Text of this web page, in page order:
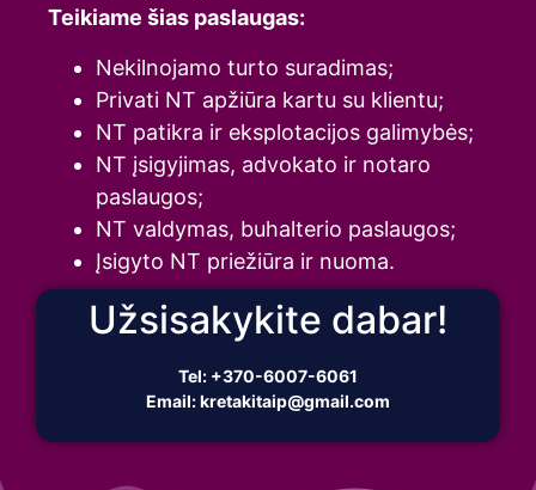
Teikiame šias paslaugas:
Nekilnojamo turto suradimas;
Privati NT apžiūra kartu su klientu;
NT patikra ir eksplotacijos galimybės;
NT įsigyjimas, advokato ir notaro
paslaugos;
NT valdymas, buhalterio paslaugos;
Įsigyto NT priežiūra ir nuoma.
Užsisakykite dabar!
Tel: +370-6007-6061
Email:kretakitaip@gmail.com